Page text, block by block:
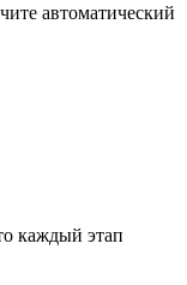
автоматический
каждый этап